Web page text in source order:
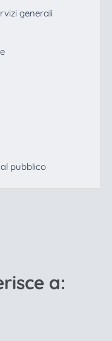
generali
pubblico
a: